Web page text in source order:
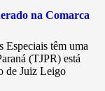
na Comarca
Especiais têm uma
(TJPR) está
de Juiz Leigo